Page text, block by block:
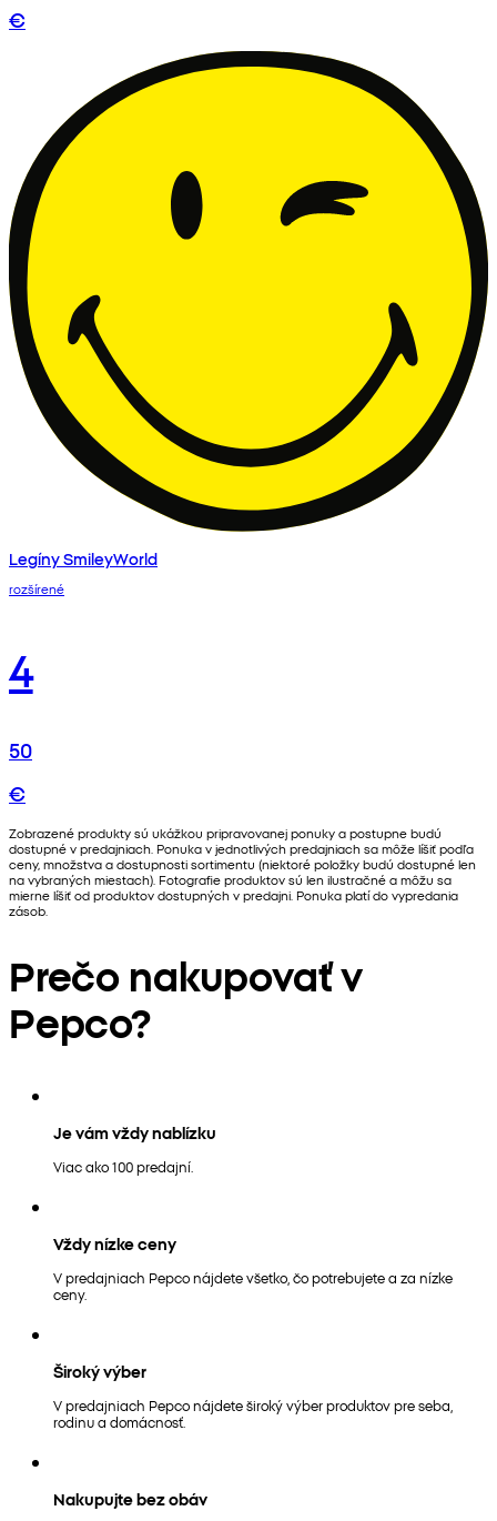
€
Legíny SmileyWorld
rozšírené
4
50
€
Zobrazené produkty sú ukážkou pripravovanej ponuky a postupne budú
dostupné v predajniach. Ponuka v jednotlivých predajniach sa môže líšiť podľa
ceny, množstva a dostupnosti sortimentu (niektoré položky budú dostupné len
na vybraných miestach). Fotografie produktov sú len ilustračné a môžu sa
mierne líšiť od produktov dostupných v predajni. Ponuka platí do vypredania
zásob.
Prečo nakupovať v
Pepco?
Je vám vždy nablízku
Viac ako 100 predajní.
Vždy nízke ceny
V predajniach Pepco nájdete všetko, čo potrebujete a za nízke
ceny.
Široký výber
V predajniach Pepco nájdete široký výber produktov pre seba,
rodinu a domácnosť.
Nakupujte bez obáv